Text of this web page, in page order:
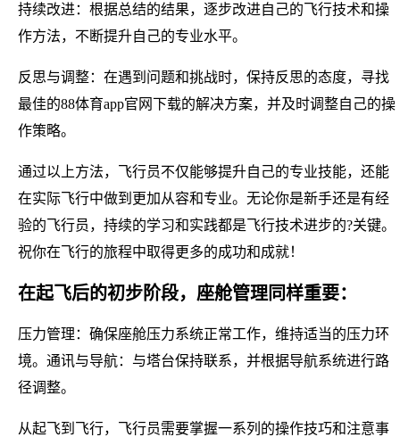
持续改进：根据总结的结果，逐步改进自己的飞行技术和操
作方法，不断提升自己的专业水平。
反思与调整：在遇到问题和挑战时，保持反思的态度，寻找
最佳的88体育app官网下载的解决方案，并及时调整自己的操
作策略。
通过以上方法，飞行员不仅能够提升自己的专业技能，还能
在实际飞行中做到更加从容和专业。无论你是新手还是有经
验的飞行员，持续的学习和实践都是飞行技术进步的?关键。
祝你在飞行的旅程中取得更多的成功和成就！
在起飞后的初步阶段，座舱管理同样重要：
压力管理：确保座舱压力系统正常工作，维持适当的压力环
境。通讯与导航：与塔台保持联系，并根据导航系统进行路
径调整。
从起飞到飞行，飞行员需要掌握一系列的操作技巧和注意事